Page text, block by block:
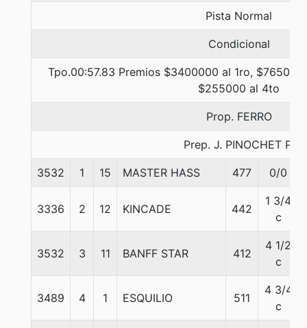
Pista Normal
Condicional
Tpo.00:57.83 Premios $3400000 al 1ro,
$255000 al 4to
Prop. FERRO
Prep. J. PINOCHET P.
3532 1 15 MASTER HASS 477 0/0
3336 2 12 KINCADE 442
1 3/4
c
3532 3 11 BANFF STAR 412
4 1/2
c
3489 4 1 ESQUILIO 511
4 3/4
c